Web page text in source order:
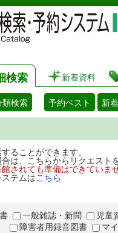
検索 新着資料
類検索 予約ベスト 新
ることができます。
は、こちらからリクエス
されても準備はできてい
テムはこちら
一般雑誌・新聞
児童
障害者用録音図書 マ